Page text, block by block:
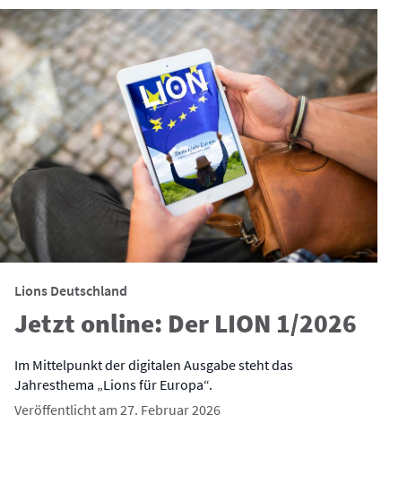
Lions Deutschland
Jetzt online: Der LION 1/2026
Im Mittelpunkt der digitalen Ausgabe steht das
Jahresthema „Lions für Europa“.
Veröffentlicht am 27. Februar 2026